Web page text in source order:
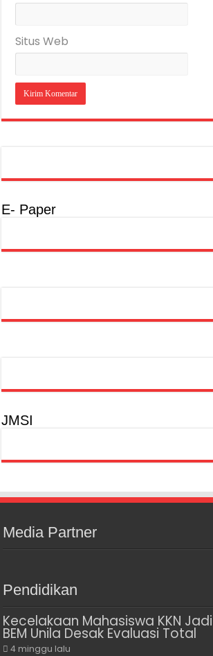
Situs Web
E- Paper
JMSI
Media Partner
Pendidikan
Kecelakaan Mahasiswa KKN
BEM Unila Desak Evaluasi Total
4 minggu lalu